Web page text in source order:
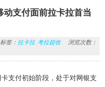
支付面前拉卡拉首当
标签： 拉卡拉 考拉超收
浏览次数：
支付初始阶段，处于对网银支